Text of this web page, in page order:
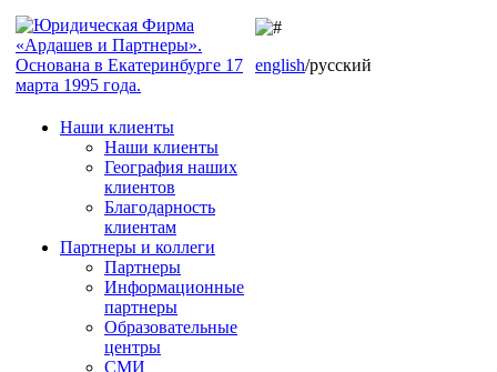
english/русский
Наши клиенты
Наши клиенты
География наших
клиентов
Благодарность
клиентам
Партнеры и коллеги
Партнеры
Информационные
партнеры
Образовательные
центры
СМИ